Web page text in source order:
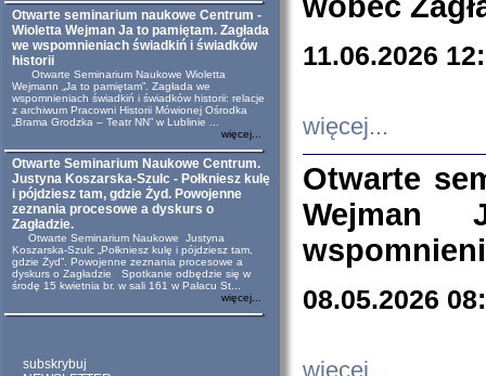
Otwarte seminarium naukowe Centrum -
Wioletta Wejman Ja to pamiętam. Zagłada
we wspomnieniach świadkiń i świadków
historii
Otwarte Seminarium Naukowe Wioletta
Wejmann „Ja to pamiętam”. Zagłada we
wspomnieniach świadkiń i świadków historii: relacje
z archiwum Pracowni Historii Mówionej Ośrodka
„Brama Grodzka – Teatr NN” w Lublinie ...
więcej...
Otwarte Seminarium Naukowe Centrum.
Justyna Koszarska-Szulc - Połkniesz kulę
i pójdziesz tam, gdzie Żyd. Powojenne
zeznania procesowe a dyskurs o
Zagładzie.
Otwarte Seminarium Naukowe Justyna
Koszarska-Szulc „Połkniesz kulę i pójdziesz tam,
gdzie Żyd”. Powojenne zeznania procesowe a
dyskurs o Zagładzie Spotkanie odbędzie się w
środę 15 kwietnia br. w sali 161 w Pałacu St...
więcej...
subskrybuj
11.06.2026
więcej...
Otwarte
Wejman
08.05.2026
więcej...